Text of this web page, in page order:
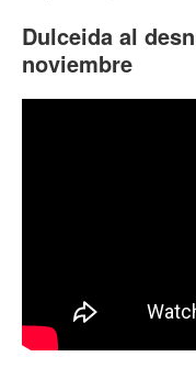
Dulceida al
noviembre